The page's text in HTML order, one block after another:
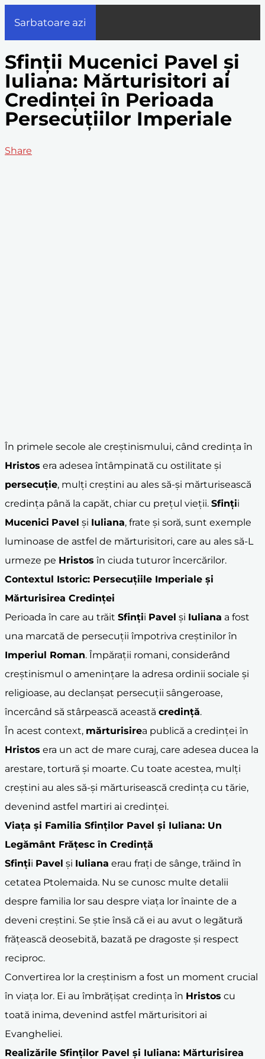
Sarbatoare azi
Sfinții Mucenici Pavel și
Iuliana: Mărturisitori ai
Credinței în Perioada
Persecuțiilor Imperiale
Share
În primele secole ale creștinismului, când credința în
Hristos era adesea întâmpinată cu ostilitate și
persecuție, mulți creștini au ales să-și mărturisească
credința până la capăt, chiar cu prețul vieții. Sfinții
Mucenici Pavel și Iuliana, frate și soră, sunt exemple
luminoase de astfel de mărturisitori, care au ales să-L
urmeze pe Hristos în ciuda tuturor încercărilor.
Contextul Istoric: Persecuțiile Imperiale și
Mărturisirea Credinței
Perioada în care au trăit Sfinții Pavel și Iuliana a fost
una marcată de persecuții împotriva creștinilor în
Imperiul Roman. Împărații romani, considerând
creștinismul o amenințare la adresa ordinii sociale și
religioase, au declanșat persecuții sângeroase,
încercând să stârpească această credință.
În acest context, mărturisirea publică a credinței în
Hristos era un act de mare curaj, care adesea ducea la
arestare, tortură și moarte. Cu toate acestea, mulți
creștini au ales să-și mărturisească credința cu tărie,
devenind astfel martiri ai credinței.
Viața și Familia Sfinților Pavel și Iuliana: Un
Legământ Frățesc în Credință
Sfinții Pavel și Iuliana erau frați de sânge, trăind în
cetatea Ptolemaida. Nu se cunosc multe detalii
despre familia lor sau despre viața lor înainte de a
deveni creștini. Se știe însă că ei au avut o legătură
frățească deosebită, bazată pe dragoste și respect
reciproc.
Convertirea lor la creștinism a fost un moment crucial
în viața lor. Ei au îmbrățișat credința în Hristos cu
toată inima, devenind astfel mărturisitori ai
Evangheliei.
Realizările Sfinților Pavel și Iuliana: Mărturisirea